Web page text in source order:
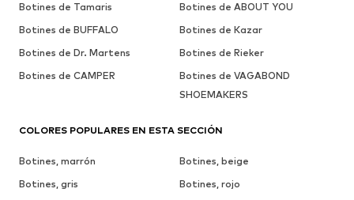
Botines de Tamaris
Botines de ABOUT YOU
Botines de BUFFALO
Botines de Kazar
Botines de Dr. Martens
Botines de Rieker
Botines de CAMPER
Botines de VAGABOND
SHOEMAKERS
COLORES POPULARES EN ESTA SECCIÓN
Botines, marrón
Botines, beige
Botines, gris
Botines, rojo